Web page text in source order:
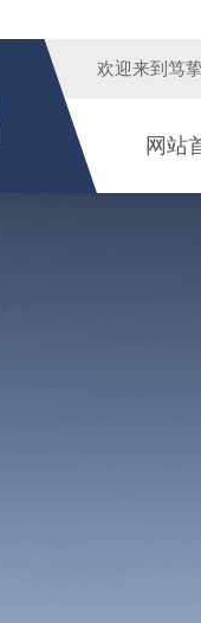
欢迎来到 笃
网站